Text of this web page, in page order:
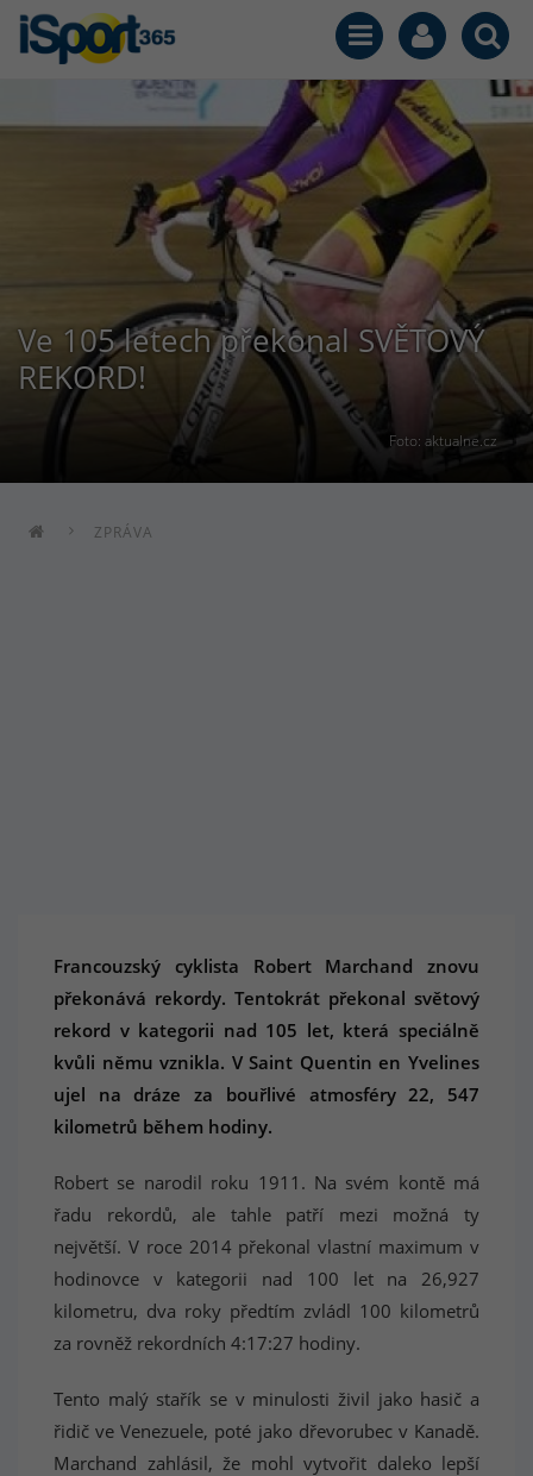
Foto: aktualne.cz
Ve 105 letech překonal SVĚTOVÝ
REKORD!
ZPRÁVA
Francouzský cyklista Robert Marchand znovu
překonává rekordy. Tentokrát překonal světový
rekord v kategorii nad 105 let, která speciálně
kvůli němu vznikla. V Saint Quentin en Yvelines
ujel na dráze za bouřlivé atmosféry 22, 547
kilometrů během hodiny.
Robert se narodil roku 1911. Na svém kontě má
řadu rekordů, ale tahle patří mezi možná ty
největší. V roce 2014 překonal vlastní maximum v
hodinovce v kategorii nad 100 let na 26,927
kilometru, dva roky předtím zvládl 100 kilometrů
za rovněž rekordních 4:17:27 hodiny.
Tento malý stařík se v minulosti živil jako hasič a
řidič ve Venezuele, poté jako dřevorubec v Kanadě.
Marchand zahlásil, že mohl vytvořit daleko lepší